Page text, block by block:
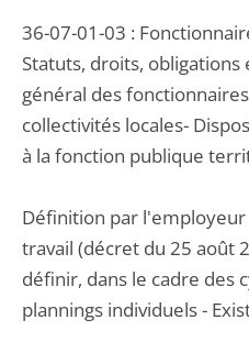
36-07-01-03 :
Statuts, droits, obligations
général des
collectivités locales-
à la fonction publique
Définition par
travail (décret du 25 août
définir, dans le cadre des
plannings individuels -